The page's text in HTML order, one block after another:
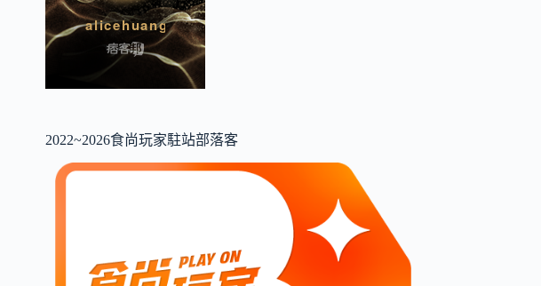
2022~2026食尚玩家駐站部落客